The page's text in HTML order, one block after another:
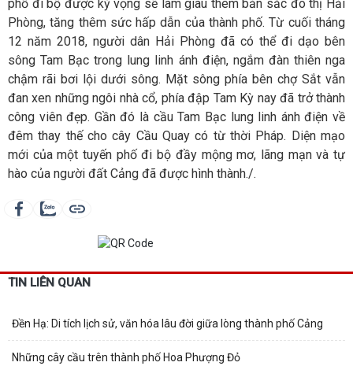
phố đi bộ được kỳ vọng sẽ làm giàu thêm bản sắc đô thị Hải
Phòng, tăng thêm sức hấp dẫn của thành phố. Từ cuối tháng
12 năm 2018, người dân Hải Phòng đã có thể đi dạo bên
sông Tam Bạc trong lung linh ánh điện, ngắm đàn thiên nga
chậm rãi bơi lội dưới sông. Mặt sông phía bên chợ Sắt vẫn
đan xen những ngôi nhà cổ, phía đập Tam Kỳ nay đã trở thành
công viên đẹp. Gần đó là cầu Tam Bạc lung linh ánh điện về
đêm thay thế cho cây Cầu Quay có từ thời Pháp. Diện mạo
mới của một tuyến phố đi bộ đầy mộng mơ, lãng mạn và tự
hào của người đất Cảng đã được hình thành./.
TIN LIÊN QUAN
Đền Hạ: Di tích lịch sử, văn hóa lâu đời giữa lòng thành phố Cảng
Những cây cầu trên thành phố Hoa Phượng Đỏ